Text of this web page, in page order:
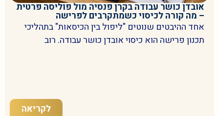
אובדן כושר עבודה בקרן פנסיה מול פוליסה פרטית
– מה קורה לכיסוי כשמתקרבים לפרישה
אחד ההיבטים שנוטים "ליפול בין הכיסאות" בתהליכי
תכנון פרישה הוא כיסוי אובדן כושר עבודה. רוב
לקריאה